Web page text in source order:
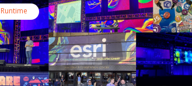
Runtime